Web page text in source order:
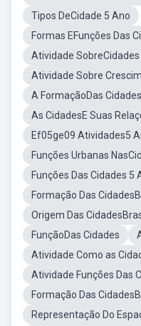
Tipos DeCidade 5 Ano
Formas EFunções Das
Atividade
Atividade Sobre
A FormaçãoDas
As CidadesE Suas
Ef05ge09 Atividades5
Funções Urbanas
Funções Das Cidades 5
Formação Das
Origem Das
FunçãoDas Cidades
Atividade Como as
Atividade Funções Das
Formação Das
Representação Do